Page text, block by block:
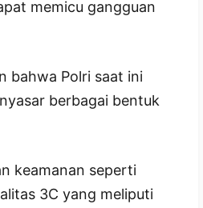
memicu gangguan
bahwa Polri saat ini
berbagai bentuk
keamanan seperti
3C yang meliputi